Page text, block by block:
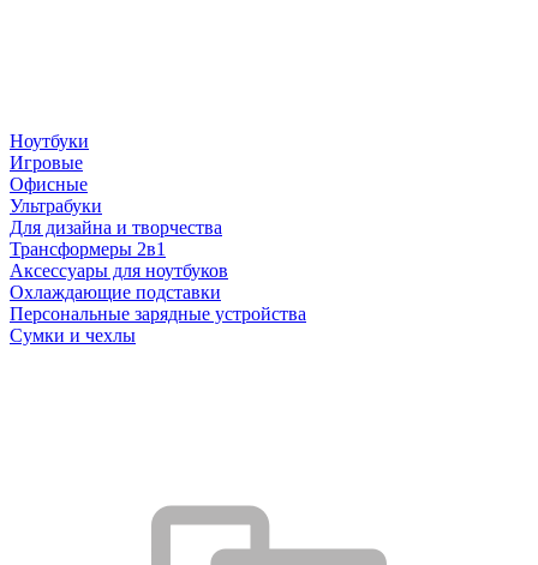
Ноутбуки
Игровые
Офисные
Ультрабуки
Для дизайна и творчества
Трансформеры 2в1
Аксессуары для ноутбуков
Охлаждающие подставки
Персональные зарядные устройства
Сумки и чехлы